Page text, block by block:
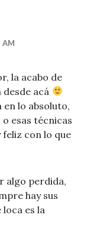
AM
la acabo de
acá
lo absoluto,
esas técnicas
con lo que
algo perdida,
hay sus
loca es la